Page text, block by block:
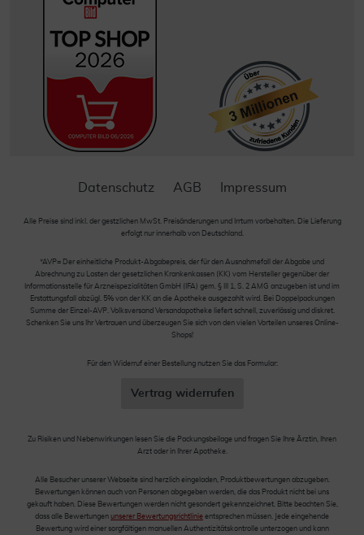
Datenschutz AGB Impressum
Alle Preise sind inkl. der gestzlichen MwSt. Preisänderungen und Irrtum vorbehalten. Die Lieferung
erfolgt nur innerhalb von Deutschland.
*AVP= Der einheitliche Produkt-Abgabepreis, der für den Ausnahmefall der Abgabe und
Abrechnung zu Lasten der gesetzlichen Krankenkassen (KK) vom Hersteller gegenüber der
Informationsstelle für Arzneispezialitäten GmbH (IFA) gem. § III 1, S. 2 AMG anzugeben ist und im
Erstattungsfall abzügl. 5% von der KK an die Apotheke ausgezahlt wird. Bei Doppelpackungen
Summe der Einzel-AVP. Volksversand Versandapotheke liefert schnell, zuverlässig und diskret.
Schenken Sie uns Ihr Vertrauen und überzeugen Sie sich von den vielen Vorteilen unseres Online-
Shops!
Für den Widerruf einer Bestellung nutzen Sie das Formular:
Vertrag widerrufen
Zu Risiken und Nebenwirkungen lesen Sie die Packungsbeilage und fragen Sie Ihre Ärztin, Ihren
Arzt oder in Ihrer Apotheke.
Alle Besucher unserer Webseite sind herzlich eingeladen, Produktbewertungen abzugeben.
Bewertungen können auch von Personen abgegeben werden, die das Produkt nicht bei uns
gekauft haben. Diese Bewertungen werden nicht gesondert gekennzeichnet. Bitte beachten Sie,
dass alle Bewertungen unserer Bewertungsrichtlinie entsprechen müssen. Jede eingehende
Bewertung wird einer sorgfältigen manuellen Authentizitätskontrolle unterzogen und kann